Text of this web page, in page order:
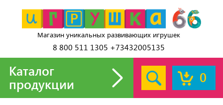
Магазин уникальных развивающих игрушек
8 800 511 1305 +73432005135
0
Каталог
продукции